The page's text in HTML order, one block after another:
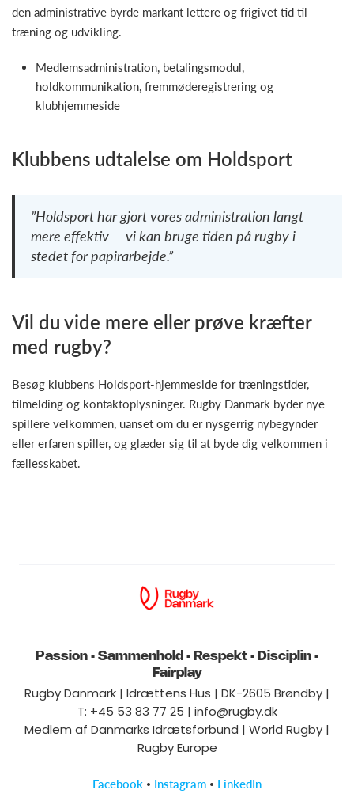
den administrative byrde markant lettere og frigivet tid til
træning og udvikling.
Medlemsadministration, betalingsmodul,
holdkommunikation, fremmøderegistrering og
klubhjemmeside
Klubbens udtalelse om Holdsport
”Holdsport har gjort vores administration langt
mere effektiv — vi kan bruge tiden på rugby i
stedet for papirarbejde.”
Vil du vide mere eller prøve kræfter
med rugby?
Besøg klubbens Holdsport-hjemmeside for træningstider,
tilmelding og kontaktoplysninger. Rugby Danmark byder nye
spillere velkommen, uanset om du er nysgerrig nybegynder
eller erfaren spiller, og glæder sig til at byde dig velkommen i
fællesskabet.
Passion • Sammenhold • Respekt • Disciplin •
Fairplay
Rugby Danmark | Idrættens Hus | DK-2605 Brøndby |
T: +45 53 83 77 25 | info@rugby.dk
Medlem af Danmarks Idrætsforbund | World Rugby |
Rugby Europe
Facebook • Instagram • LinkedIn